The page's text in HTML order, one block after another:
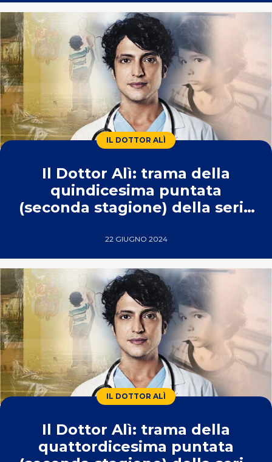
IL DOTTOR ALÌ
Il Dottor Alì: trama della
quindicesima puntata
(seconda stagione) della serie
22 GIUGNO 2024
IL DOTTOR ALÌ
Il Dottor Alì: trama della
quattordicesima puntata